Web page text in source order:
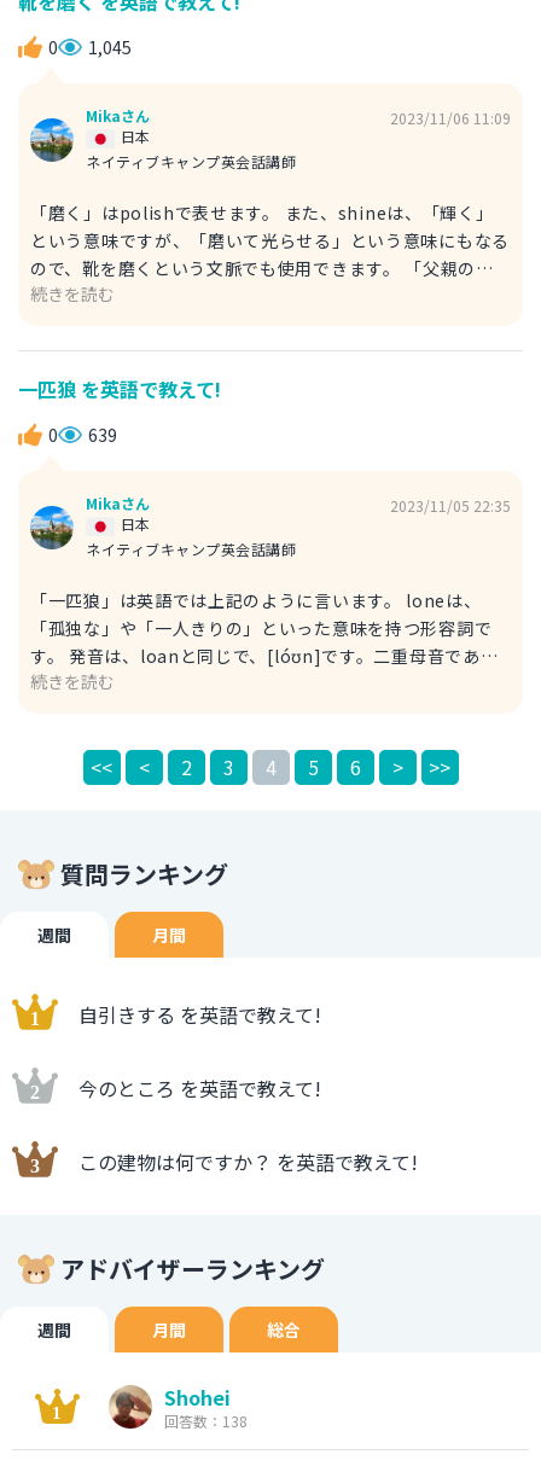
る。） 日本語では「海」という単語でしたが、サーフィン
が行われるのは浜辺やビーチなので、 例文では、
行く」と表現しますが、 "go to sea"と言ってしまうと、
「船乗りになる、航海に出る」といった意味になってしまい
0 1,045
Mikaさん
ネイティブキャンプ英会話講師
日本
2023/11/06 11:09
「磨く」はpolishで表せます。 また、shineは、「輝く」
という意味ですが、「磨いて光らせる」という意味にもなる
ので、靴を磨くという文脈でも使用できます。 「父親の靴
を磨いてはお小遣いをもらっていた」は、英語では、次のよ
allowance for polishing my father's shoes. （私は父の
靴を磨いてお小遣いをもらっていました。） I used to
polish my father's shoes in exchange for an
allowance. （私はお小遣いと引き換えに父の靴を磨いてい
しょう。 in exchange for ～は、「～と交換に、~の代わり
に、～と引き換えに」といった意味のフレーズです。 「昔
used to ～で表せます。
続きを読む
一匹狼 を英語で教えて!
0 639
Mikaさん
ネイティブキャンプ英会話講師
日本
2023/11/05 22:35
「一匹狼」は英語では上記のように言います。 loneは、
「孤独な」や「一人きりの」といった意味を持つ形容詞で
す。 発音は、loanと同じで、[lóʊn]です。二重母音である
ことに注意しましょう。 ちなみに、「芝生」という意味の
だ」と英語で表現すると、以下のように言えます。 That
続きを読む
<< < 2 3 4 5 6 > >>
質問ランキング
週間 月間
自引きする を英語で教えて!
今のところ を英語で教えて!
この建物は何ですか？ を英語で教えて!
アドバイザーランキング
週間 月間 総合
Shohei
回答数：138